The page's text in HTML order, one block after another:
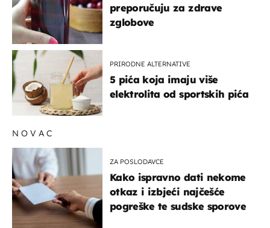
preporučuju za zdrave
zglobove
PRIRODNE ALTERNATIVE
5 pića koja imaju više
elektrolita od sportskih pića
NOVAC
ZA POSLODAVCE
Kako ispravno dati nekome
otkaz i izbjeći najčešće
pogreške te sudske sporove